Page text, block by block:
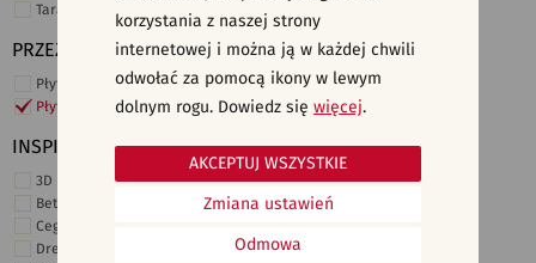
Taras i ogród
PRZEZNACZENIE
Płytki ścienne
Płytki podłogowe
INSPIRACJE
3D i struktury
Beton
Cegiełki
Drewno
korzystania z naszej strony
internetowej i można ją w każdej chwili
odwołać za pomocą ikony w lewym
dolnym rogu. Dowiedz się więcej.
Odmowa
Zmiana ustawień
AKCEPTUJ WSZYSTKIE